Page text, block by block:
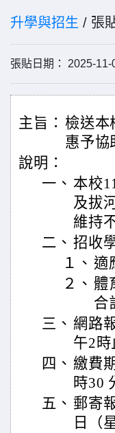
升學與招生 / 張
張貼日期： 2025-
主旨： 檢送本
惠予協
說明：
一、 本校
及拔
維持
二、 招收
１、 適
２、 體
合
三、 網路
午2時
四、 繳費
時30
五、 郵寄
日（